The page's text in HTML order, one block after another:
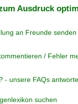
Ausdruck
an Freunde senden
/ Fehler
- unsere FAQs
suchen